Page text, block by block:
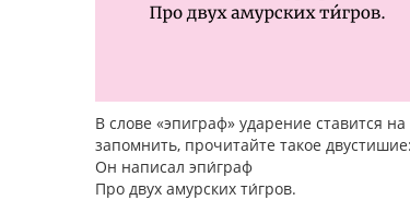
В слове «эпиграф» ударение ставится
запомнить, прочитайте такое двустишие:
Он написал эпи́граф
Про двух амурских ти́гров.